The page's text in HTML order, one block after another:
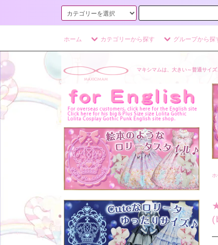
ホーム カテゴリーから探す グループから探
マキシマムは、大きい～普通サイ
ホ